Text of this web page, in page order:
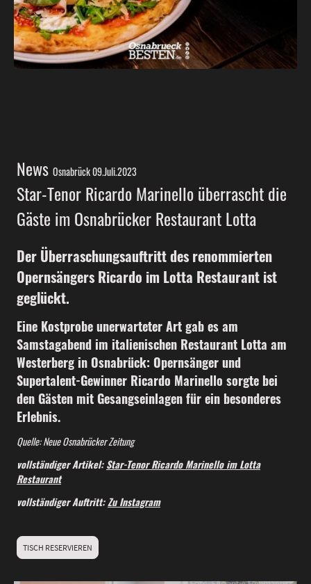
News Osnabrück 09.Juli.2023
Star-Tenor Ricardo Marinello überrascht die
Gäste im Osnabrücker Restaurant Lotta
Der Überraschungsauftritt des renommierten
Opernsängers Ricardo im Lotta Restaurant ist
geglückt.
Eine Kostprobe unerwarteter Art gab es am
Samstagabend im italienischen Restaurant Lotta am
Westerberg in Osnabrück: Opernsänger und
Supertalent-Gewinner Ricardo Marinello sorgte bei
den Gästen mit Gesangseinlagen für ein besonderes
Erlebnis.
Quelle: Neue Osnabrücker Zeitung
vollständiger Artikel:Star-Tenor Ricardo Marinello im Lotta
Restaurant
vollständiger Auftritt:Zu Instagram
TISCH RESERVIEREN